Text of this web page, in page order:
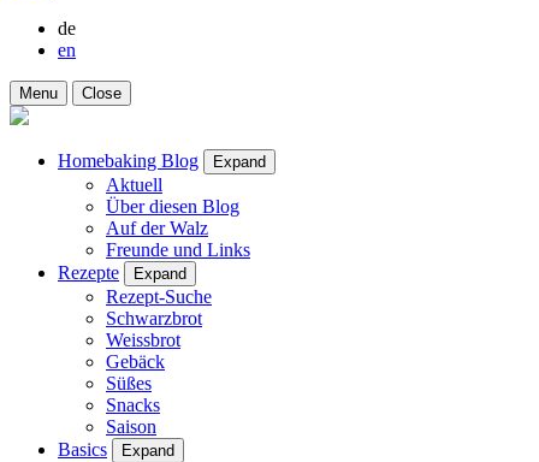
de
en
Menu Close
Homebaking Blog Expand
Aktuell
Über diesen Blog
Auf der Walz
Freunde und Links
Rezepte
Expand
Rezept-Suche
Schwarzbrot
Weissbrot
Gebäck
Süßes
Snacks
Saison
Basics
Expand